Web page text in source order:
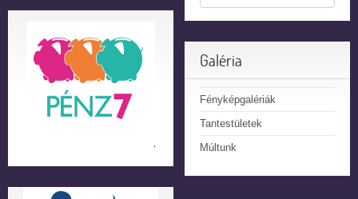
Galéria
Fényképgalériák
Tantestületek
Múltunk